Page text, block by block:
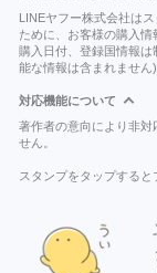
LINEヤフー株式会社は
ために、お客様の購入情
購入日付、登録国情報
能な情報は含まれません)
対応機能について
著作者の意向により非対
せん。
スタンプをタップすると